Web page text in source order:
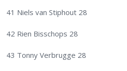
41 Niels van Stiphout 28
42 Rien Bisschops 28
43 Tonny Verbrugge 28